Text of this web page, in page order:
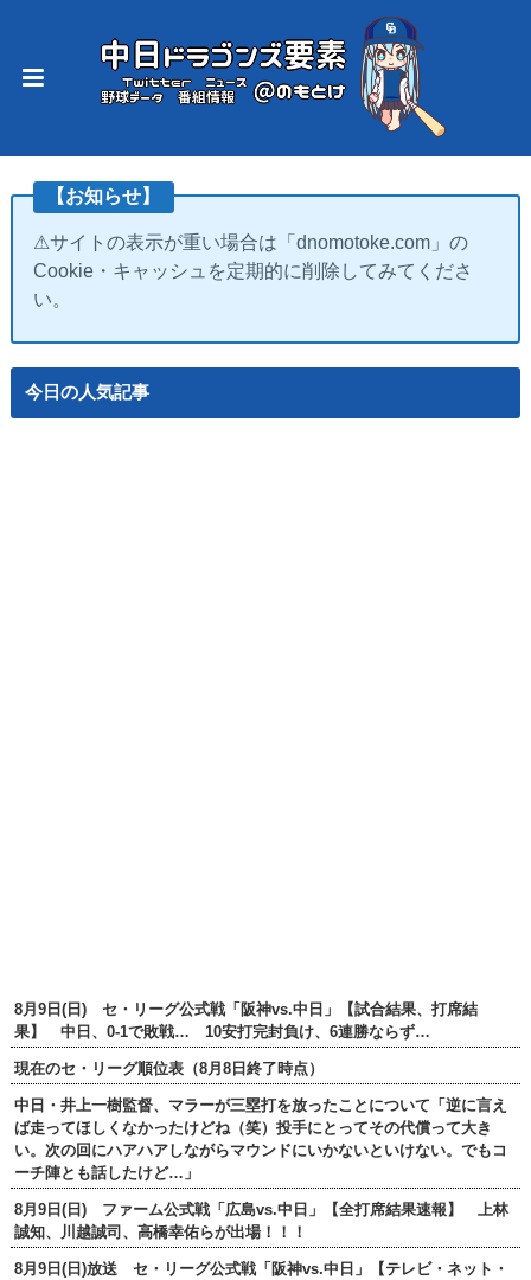
【お知らせ】
⚠サイトの表示が重い場合は「dnomotoke.com」の
Cookie・キャッシュを定期的に削除してみてくださ
い。
今日の人気記事
8月9日(日) セ・リーグ公式戦「阪神vs.中日」【試合結果、打席結
果】 中日、0-1で敗戦… 10安打完封負け、6連勝ならず…
現在のセ・リーグ順位表（8月8日終了時点）
中日・井上一樹監督、マラーが三塁打を放ったことについて「逆に言え
ば走ってほしくなかったけどね（笑）投手にとってその代償って大き
い。次の回にハアハアしながらマウンドにいかないといけない。でもコ
ーチ陣とも話したけど…」
8月9日(日) ファーム公式戦「広島vs.中日」【全打席結果速報】 上林
誠知、川越誠司、高橋幸佑らが出場！！！
8月9日(日)放送 セ・リーグ公式戦「阪神vs.中日」【テレビ・ネット・